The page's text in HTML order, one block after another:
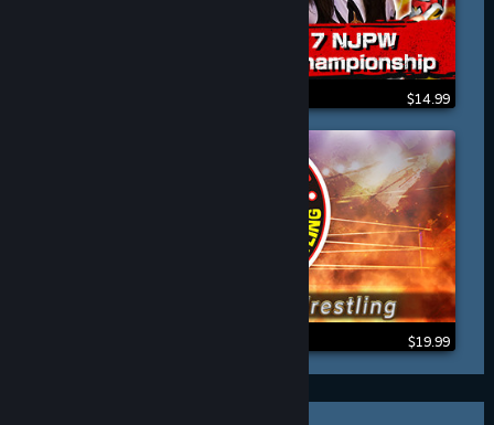
$14.99
$19.99